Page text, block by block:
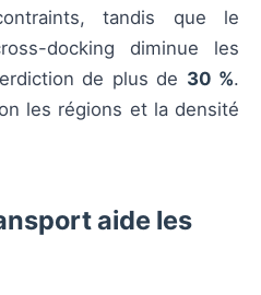
tandis que le
docking diminue les
de plus de 30 %.
les régions et la densité
aide les